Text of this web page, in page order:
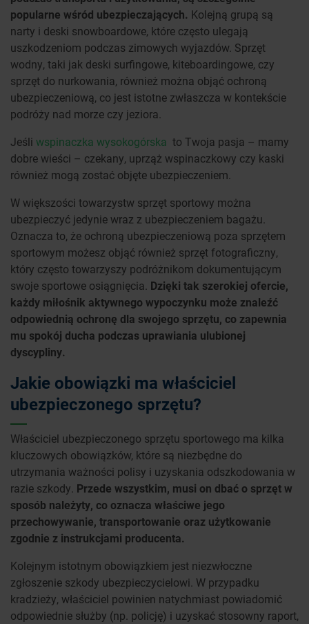
popularne wśród ubezpieczających. Kolejną grupą są
narty i deski snowboardowe, które często ulegają
uszkodzeniom podczas zimowych wyjazdów. Sprzęt
wodny, taki jak deski surfingowe, kiteboardingowe, czy
sprzęt do nurkowania, również można objąć ochroną
ubezpieczeniową, co jest istotne zwłaszcza w kontekście
podróży nad morze czy jeziora.
Jeśli wspinaczka wysokogórska to Twoja pasja – mamy
dobre wieści – czekany, uprząż wspinaczkowy czy kaski
również mogą zostać objęte ubezpieczeniem.
W większości towarzystw sprzęt sportowy można
ubezpieczyć jedynie wraz z ubezpieczeniem bagażu.
Oznacza to, że ochroną ubezpieczeniową poza sprzętem
sportowym możesz objąć również sprzęt fotograficzny,
który często towarzyszy podróżnikom dokumentującym
swoje sportowe osiągnięcia. Dzięki tak szerokiej ofercie,
każdy miłośnik aktywnego wypoczynku może znaleźć
odpowiednią ochronę dla swojego sprzętu, co zapewnia
mu spokój ducha podczas uprawiania ulubionej
dyscypliny.
Jakie obowiązki ma właściciel
ubezpieczonego sprzętu?
Właściciel ubezpieczonego sprzętu sportowego ma kilka
kluczowych obowiązków, które są niezbędne do
utrzymania ważności polisy i uzyskania odszkodowania w
razie szkody. Przede wszystkim, musi on dbać o sprzęt w
sposób należyty, co oznacza właściwe jego
przechowywanie, transportowanie oraz użytkowanie
zgodnie z instrukcjami producenta.
Kolejnym istotnym obowiązkiem jest niezwłoczne
zgłoszenie szkody ubezpieczycielowi. W przypadku
kradzieży, właściciel powinien natychmiast powiadomić
odpowiednie służby (np. policję) i uzyskać stosowny raport,